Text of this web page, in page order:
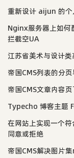
重新设计 aijun 的个
Nginx服务器上如何
拦截空UA
江苏省美术与设计
帝国CMS列表的分
帝国CMS文章内容
Typecho 博客主题
在网站上实现一个
同意或拒绝
帝国CMS解决图片